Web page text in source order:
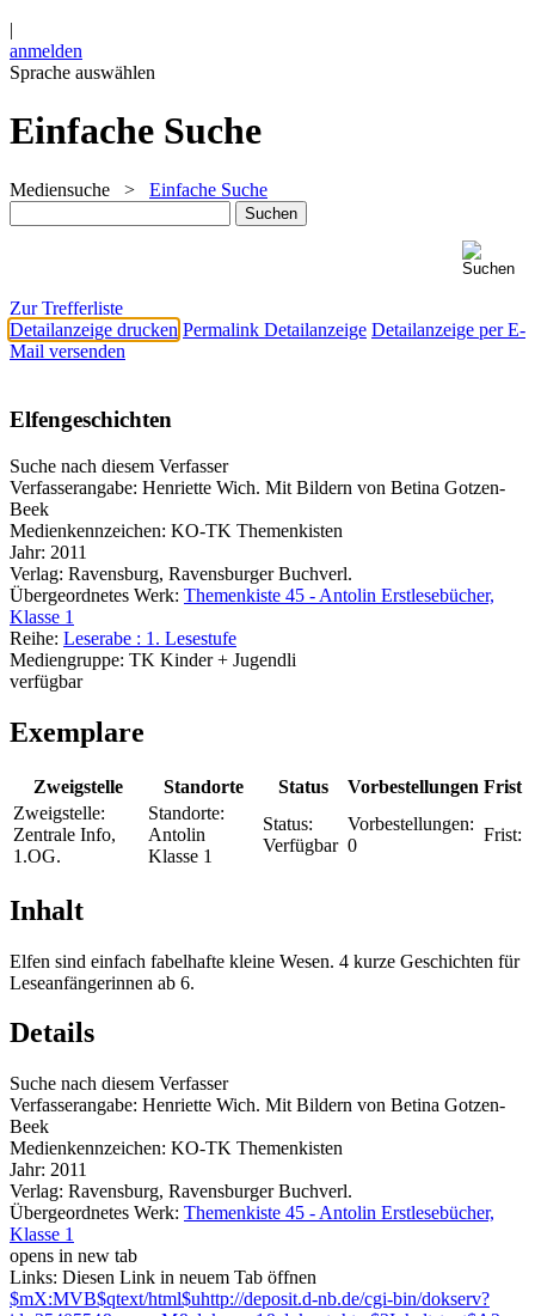
|
anmelden
Sprache auswählen
Einfache Suche
Mediensuche > Einfache Suche
Zur Trefferliste
Detailanzeige drucken Permalink Detailanzeige Detailanzeige per E-
Mail versenden
Elfengeschichten
Suche nach diesem Verfasser
Verfasserangabe: Henriette Wich. Mit Bildern von Betina Gotzen-
Beek
Medienkennzeichen: KO-TK Themenkisten
Jahr: 2011
Verlag: Ravensburg, Ravensburger Buchverl.
Übergeordnetes Werk: Themenkiste 45 - Antolin Erstlesebücher,
Klasse 1
Reihe: Leserabe : 1. Lesestufe
Mediengruppe: TK Kinder + Jugendli
verfügbar
Exemplare
Zweigstelle Standorte Status Vorbestellungen Frist
Zweigstelle:
Zentrale Info,
1.OG.
Standorte:
Antolin
Klasse 1
Status:
Verfügbar
Vorbestellungen:
0
Frist:
Inhalt
Elfen sind einfach fabelhafte kleine Wesen. 4 kurze Geschichten für
Leseanfängerinnen ab 6.
Details
Suche nach diesem Verfasser
Verfasserangabe: Henriette Wich. Mit Bildern von Betina Gotzen-
Beek
Medienkennzeichen: KO-TK Themenkisten
Jahr: 2011
Verlag: Ravensburg, Ravensburger Buchverl.
Übergeordnetes Werk: Themenkiste 45 - Antolin Erstlesebücher,
Klasse 1
opens in new tab
Links: Diesen Link in neuem Tab öffnen
$mX:MVB$qtext/html$uhttp://deposit.d-nb.de/cgi-bin/dokserv?